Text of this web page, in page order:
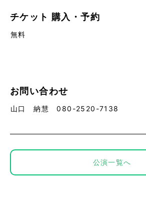
チケット 購入・予約
無料
お問い合わせ
山口 納慧 080-2520-7138
公演一覧へ